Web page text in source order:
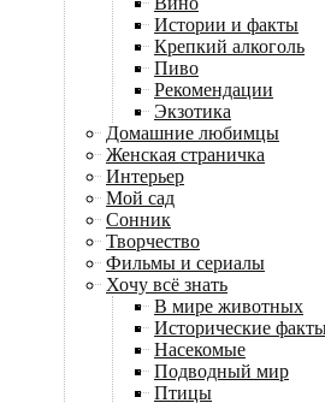
Истории и факты
Крепкий алкоголь
Пиво
Рекомендации
Экзотика
Домашние любимцы
Женская страничка
Интерьер
Мой сад
Сонник
Творчество
Фильмы и сериалы
Хочу всё знать
В мире животных
Исторические
Насекомые
Подводный мир
Птицы